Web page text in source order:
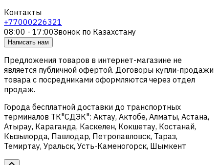
Контакты
+77000226321
08:00 - 17:00Звонок по Казахстану
Написать нам
Предложения товаров в интернет-магазине не
является публичной офертой. Договоры купли-продажи
товара с посредниками оформляются через отдел
продаж.
Города бесплатной доставки до транспортных
терминалов ТК"СДЭК": Актау, Актобе, Алматы, Астана,
Атырау, Караганда, Каскелен, Кокшетау, Костанай,
Кызылорда, Павлодар, Петропавловск, Тараз,
Темиртау, Уральск, Усть-Каменогорск, Шымкент